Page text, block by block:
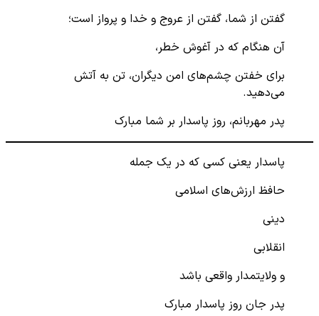
گفتن از شما، گفتن از عروج و خدا و پرواز است؛
آن هنگام که در آغوش خطر،
برای خفتن چشم‌های امن دیگران، تن به آتش
می‌دهید.
پدر مهربانم، روز پاسدار بر شما مبارک
پاسدار یعنی کسی که در یک جمله
حافظ ارزش‌های اسلامی
دینی
انقلابی
و ولایتمدار واقعی باشد
پدر جان روز پاسدار مبارک